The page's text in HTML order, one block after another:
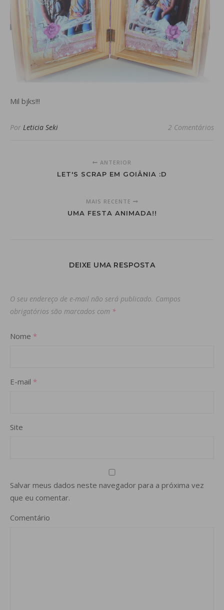
Mil bjks!!!
Por Leticia Seki 2 Comentários
ANTERIOR
LET'S SCRAP EM GOIÂNIA :D
MAIS RECENTE
UMA FESTA ANIMADA!!
DEIXE UMA RESPOSTA
O seu endereço de e-mail não será publicado. Campos
obrigatórios são marcados com *
Nome *
E-mail *
Site
Salvar meus dados neste navegador para a próxima vez
que eu comentar.
Comentário